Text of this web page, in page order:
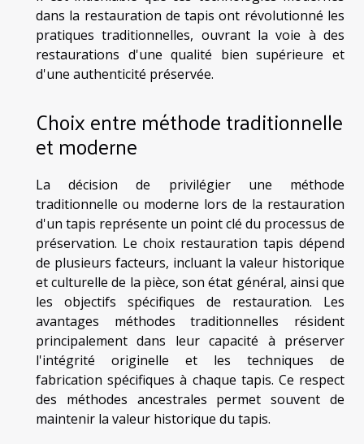
dans la restauration de tapis ont révolutionné les
pratiques traditionnelles, ouvrant la voie à des
restaurations d'une qualité bien supérieure et
d'une authenticité préservée.
Choix entre méthode traditionnelle
et moderne
La décision de privilégier une méthode
traditionnelle ou moderne lors de la restauration
d'un tapis représente un point clé du processus de
préservation. Le choix restauration tapis dépend
de plusieurs facteurs, incluant la valeur historique
et culturelle de la pièce, son état général, ainsi que
les objectifs spécifiques de restauration. Les
avantages méthodes traditionnelles résident
principalement dans leur capacité à préserver
l'intégrité originelle et les techniques de
fabrication spécifiques à chaque tapis. Ce respect
des méthodes ancestrales permet souvent de
maintenir la valeur historique du tapis.